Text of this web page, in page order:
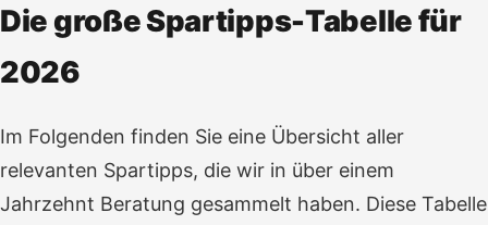
Die große Spartipps-Tabelle für
2026
Im Folgenden finden Sie eine Übersicht aller
relevanten Spartipps, die wir in über einem
Jahrzehnt Beratung gesammelt haben. Diese Tabelle